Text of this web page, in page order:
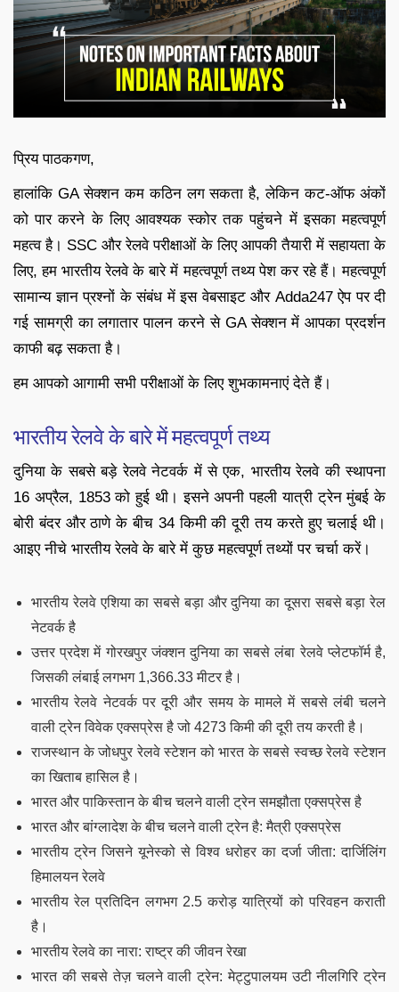
प्रिय पाठकगण,
हालांकि GA सेक्शन कम कठिन लग सकता है, लेकिन कट-ऑफ अंकों
को पार करने के लिए आवश्यक स्कोर तक पहुंचने में इसका महत्वपूर्ण
महत्व है। SSC और रेलवे परीक्षाओं के लिए आपकी तैयारी में सहायता के
लिए, हम भारतीय रेलवे के बारे में महत्वपूर्ण तथ्य पेश कर रहे हैं। महत्वपूर्ण
सामान्य ज्ञान प्रश्नों के संबंध में इस वेबसाइट और Adda247 ऐप पर दी
गई सामग्री का लगातार पालन करने से GA सेक्शन में आपका प्रदर्शन
काफी बढ़ सकता है।
हम आपको आगामी सभी परीक्षाओं के लिए शुभकामनाएं देते हैं।
भारतीय रेलवे के बारे में महत्वपूर्ण तथ्य
दुनिया के सबसे बड़े रेलवे नेटवर्क में से एक, भारतीय रेलवे की स्थापना
16 अप्रैल, 1853 को हुई थी। इसने अपनी पहली यात्री ट्रेन मुंबई के
बोरी बंदर और ठाणे के बीच 34 किमी की दूरी तय करते हुए चलाई थी।
आइए नीचे भारतीय रेलवे के बारे में कुछ महत्वपूर्ण तथ्यों पर चर्चा करें।
भारतीय रेलवे एशिया का सबसे बड़ा और दुनिया का दूसरा सबसे बड़ा रेल
नेटवर्क है
उत्तर प्रदेश में गोरखपुर जंक्शन दुनिया का सबसे लंबा रेलवे प्लेटफॉर्म है,
जिसकी लंबाई लगभग 1,366.33 मीटर है।
भारतीय रेलवे नेटवर्क पर दूरी और समय के मामले में सबसे लंबी चलने
वाली ट्रेन विवेक एक्सप्रेस है जो 4273 किमी की दूरी तय करती है।
राजस्थान के जोधपुर रेलवे स्टेशन को भारत के सबसे स्वच्छ रेलवे स्टेशन
का खिताब हासिल है।
भारत और पाकिस्तान के बीच चलने वाली ट्रेन समझौता एक्सप्रेस है
भारत और बांग्लादेश के बीच चलने वाली ट्रेन है: मैत्री एक्सप्रेस
भारतीय ट्रेन जिसने यूनेस्को से विश्व धरोहर का दर्जा जीता: दार्जिलिंग
हिमालयन रेलवे
भारतीय रेल प्रतिदिन लगभग 2.5 करोड़ यात्रियों को परिवहन कराती
है।
भारतीय रेलवे का नारा: राष्ट्र की जीवन रेखा
भारत की सबसे तेज़ चलने वाली ट्रेन: मेट्टुपालयम उटी नीलगिरि ट्रेन